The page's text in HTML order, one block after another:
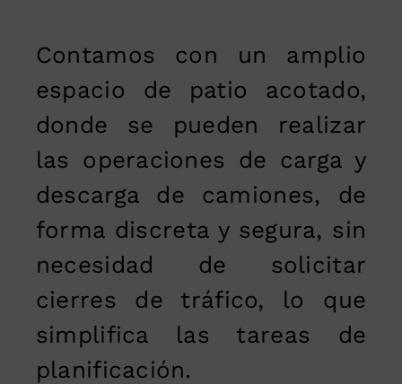
Contamos con un amplio
espacio de patio acotado,
donde se pueden realizar
las operaciones de carga y
descarga de camiones, de
forma discreta y segura, sin
necesidad de solicitar
cierres de tráfico, lo que
simplifica las tareas de
planificación.